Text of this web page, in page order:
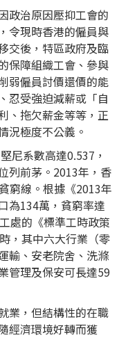
政治原因壓抑工會的
令現時香港的僱員與
交後，特區政府及臨
保障組織工會、參與
弱僱員討價還價的能
忍受強迫減薪或「自
、拖欠薪金等等，正
況極度不公義。
尼系數高達0.537，
列前茅。2013年，香
窮線。根據《2013年
為134萬，貧窮率達
處的《標準工時政策
，其中六大行業（零
輸、安老院舍、洗滌
管理及保安可長達59
業，但結構性的在職
經濟環境好轉而獲